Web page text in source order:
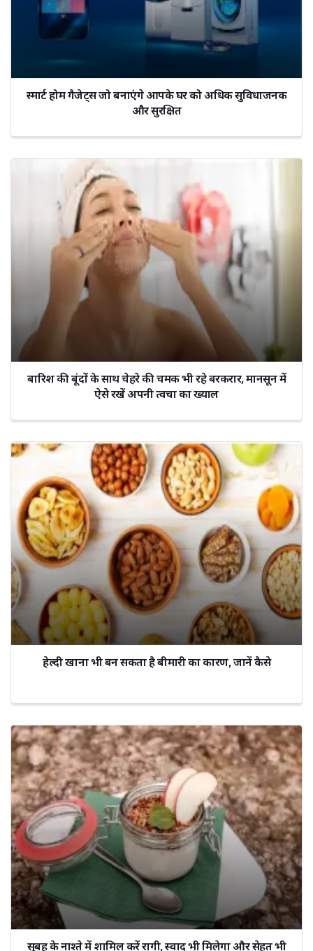
स्मार्ट होम गैजेट्स जो बनाएंगे आपके घर को अधिक सुविधाजनक
और सुरक्षित
बारिश की बूंदों के साथ चेहरे की चमक भी रहे बरकरार, मानसून में
ऐसे रखें अपनी त्वचा का ख्याल
हेल्दी खाना भी बन सकता है बीमारी का कारण, जानें कैसे
सुबह के नाश्ते में शामिल करें रागी, स्वाद भी मिलेगा और सेहत भी